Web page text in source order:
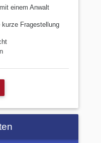
einem Anwalt
Fragestellung